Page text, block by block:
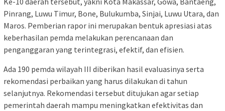
Pinrang, Luwu Timur, Bone, Bulukumba, Sinjai, Luwu Utara, dan
Maros. Pemberian rapor ini merupakan bentuk apresiasi atas
keberhasilan pemda melakukan perencanaan dan
penganggaran yang terintegrasi, efektif, dan efisien.
Ada 190 pemda wilayah III diberikan hasil evaluasinya serta
rekomendasi perbaikan yang harus dilakukan di tahun
selanjutnya. Rekomendasi tersebut ditujukan agar setiap
pemerintah daerah mampu meningkatkan efektivitas dan